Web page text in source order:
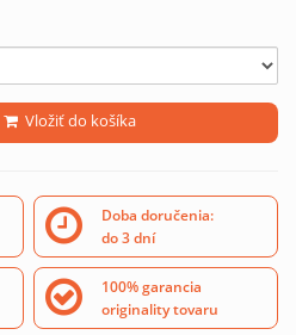
Vložiť do košíka
Doba doručenia:
do 3 dní
100% garancia
originality tovaru